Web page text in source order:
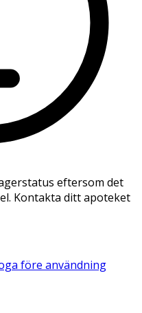
eftersom det
Kontakta ditt apoteket
före användning